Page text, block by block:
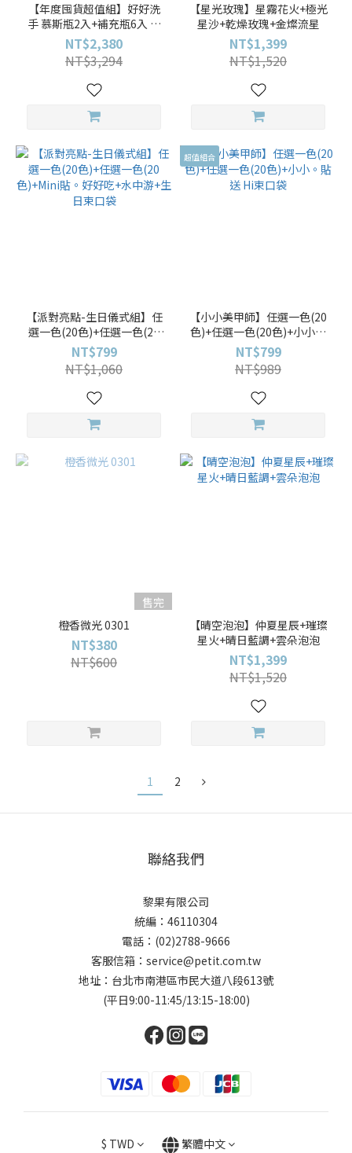
【年度囤貨超值組】好好洗
手 慕斯瓶2入+補充瓶6入 送
翹翹板購物袋
NT$2,380
NT$3,294
【星光玫瑰】星霧花火+極光
星沙+乾燥玫瑰+金燦流星
NT$1,399
NT$1,520
【派對亮點-生日儀式組】任
選一色(20色)+任選一色(20
色)+Mini貼。好好吃+水中游
+生日束口袋
NT$799
NT$1,060
超值組合
【小小美甲師】任選一色(20
色)+任選一色(20色)+小小。
貼 送 Hi束口袋
NT$799
NT$989
售完
橙香微光 0301
NT$380
NT$600
【晴空泡泡】仲夏星辰+璀璨
星火+晴日藍調+雲朵泡泡
NT$1,399
NT$1,520
1 2
聯絡我們
黎果有限公司
統編：46110304
電話：(02)2788-9666
客服信箱：service@petit.com.tw
地址：台北市南港區市民大道八段613號
(平日9:00-11:45/13:15-18:00)
$ TWD 繁體中文